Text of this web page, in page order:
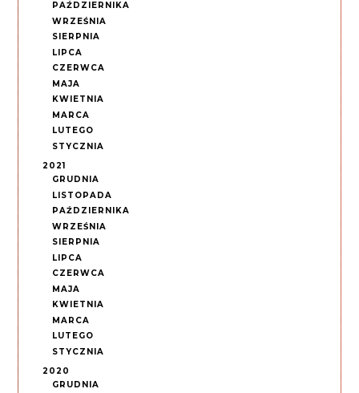
PAŹDZIERNIKA
WRZEŚNIA
SIERPNIA
LIPCA
CZERWCA
MAJA
KWIETNIA
MARCA
LUTEGO
STYCZNIA
2021
GRUDNIA
LISTOPADA
PAŹDZIERNIKA
WRZEŚNIA
SIERPNIA
LIPCA
CZERWCA
MAJA
KWIETNIA
MARCA
LUTEGO
STYCZNIA
2020
GRUDNIA